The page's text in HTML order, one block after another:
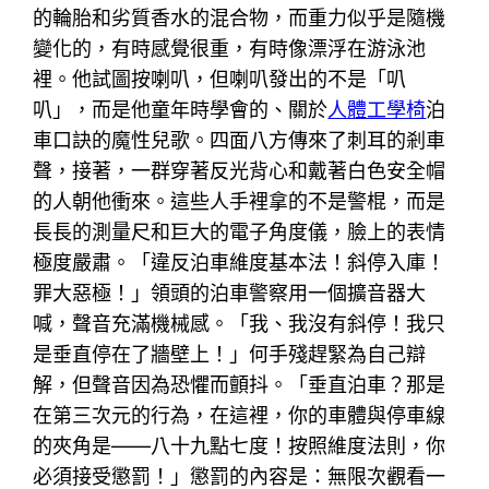
的輪胎和劣質香水的混合物，而重力似乎是隨機
變化的，有時感覺很重，有時像漂浮在游泳池
裡。他試圖按喇叭，但喇叭發出的不是「叭
叭」，而是他童年時學會的、關於人體工學椅泊
車口訣的魔性兒歌。四面八方傳來了刺耳的剎車
聲，接著，一群穿著反光背心和戴著白色安全帽
的人朝他衝來。這些人手裡拿的不是警棍，而是
長長的測量尺和巨大的電子角度儀，臉上的表情
極度嚴肅。「違反泊車維度基本法！斜停入庫！
罪大惡極！」領頭的泊車警察用一個擴音器大
喊，聲音充滿機械感。「我、我沒有斜停！我只
是垂直停在了牆壁上！」何手殘趕緊為自己辯
解，但聲音因為恐懼而顫抖。「垂直泊車？那是
在第三次元的行為，在這裡，你的車體與停車線
的夾角是——八十九點七度！按照維度法則，你
必須接受懲罰！」懲罰的內容是：無限次觀看一